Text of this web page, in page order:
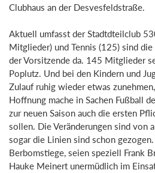
Clubhaus an der Desvesfeldstraße.
Aktuell umfasst der Stadtdteilclub
Mitglieder) und Tennis (125) sind
der Vorsitzende da. 145 Mitglieder
Poplutz. Und bei den Kindern und
Zulauf ruhig wieder etwas
Hoffnung mache in Sachen Fußball
zur neuen Saison auch die ersten
sollen. Die Veränderungen sind von
sogar die Linien sind schon
Berbomstiege, seien speziell Frank
Hauke Meinert unermüdlich im